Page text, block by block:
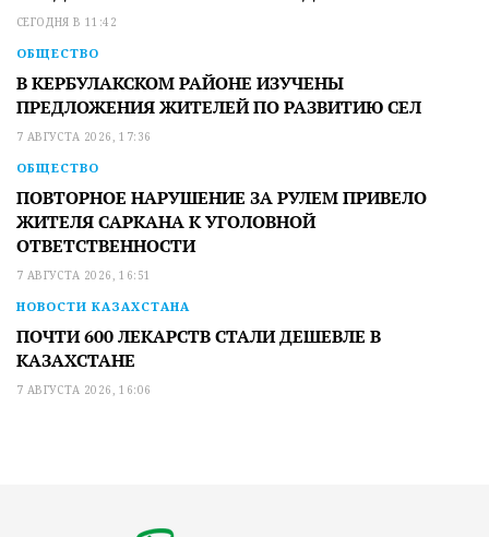
СЕГОДНЯ В 11:42
ОБЩЕСТВО
В КЕРБУЛАКСКОМ РАЙОНЕ ИЗУЧЕНЫ
ПРЕДЛОЖЕНИЯ ЖИТЕЛЕЙ ПО РАЗВИТИЮ СЕЛ
7 АВГУСТА 2026, 17:36
ОБЩЕСТВО
ПОВТОРНОЕ НАРУШЕНИЕ ЗА РУЛЕМ ПРИВЕЛО
ЖИТЕЛЯ САРКАНА К УГОЛОВНОЙ
ОТВЕТСТВЕННОСТИ
7 АВГУСТА 2026, 16:51
НОВОСТИ КАЗАХСТАНА
ПОЧТИ 600 ЛЕКАРСТВ СТАЛИ ДЕШЕВЛЕ В
КАЗАХСТАНЕ
7 АВГУСТА 2026, 16:06